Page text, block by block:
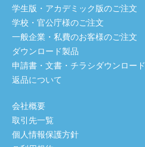
学生版・アカデミック版のご注文
学校・官公庁様のご注文
一般企業・私費のお客様のご注文
ダウンロード製品
申請書・文書・チラシダウンロード
返品について
会社概要
取引先一覧
個人情報保護方針